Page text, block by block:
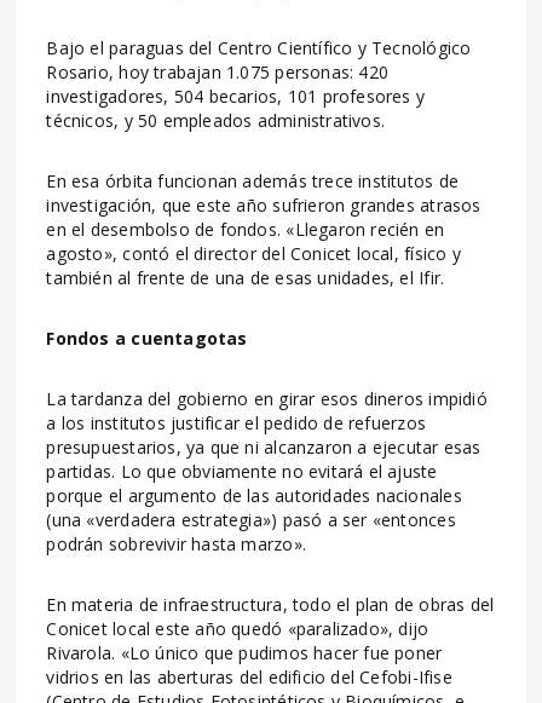
Bajo el paraguas del Centro Científico y Tecnológico
Rosario, hoy trabajan 1.075 personas: 420
investigadores, 504 becarios, 101 profesores y
técnicos, y 50 empleados administrativos.
En esa órbita funcionan además trece institutos de
investigación, que este año sufrieron grandes atrasos
en el desembolso de fondos. «Llegaron recién en
agosto», contó el director del Conicet local, físico y
también al frente de una de esas unidades, el Ifir.
Fondos a cuentagotas
La tardanza del gobierno en girar esos dineros impidió
a los institutos justificar el pedido de refuerzos
presupuestarios, ya que ni alcanzaron a ejecutar esas
partidas. Lo que obviamente no evitará el ajuste
porque el argumento de las autoridades nacionales
(una «verdadera estrategia») pasó a ser «entonces
podrán sobrevivir hasta marzo».
En materia de infraestructura, todo el plan de obras del
Conicet local este año quedó «paralizado», dijo
Rivarola. «Lo único que pudimos hacer fue poner
vidrios en las aberturas del edificio del Cefobi-Ifise